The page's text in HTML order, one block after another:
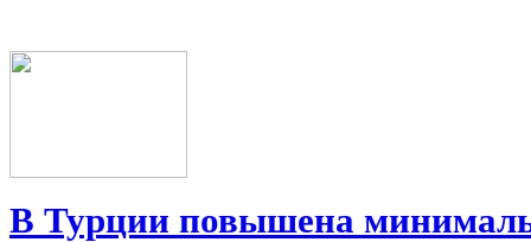
В Турции повышена